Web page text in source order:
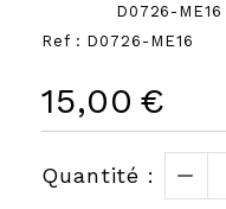
D0726-
Ref : D0726-ME16
15,00 €
Quantité :